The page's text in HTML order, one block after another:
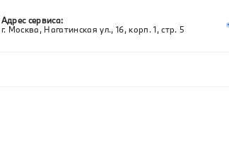
Адрес сервиса:
г. Москва, Нагатинская ул., 16, корп. 1, стр. 5